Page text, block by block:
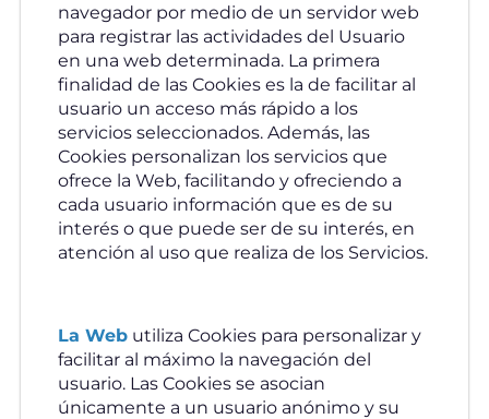
navegador por medio de un servidor web
para registrar las actividades del Usuario
en una web determinada. La primera
finalidad de las Cookies es la de facilitar al
usuario un acceso más rápido a los
servicios seleccionados. Además, las
Cookies personalizan los servicios que
ofrece la Web, facilitando y ofreciendo a
cada usuario información que es de su
interés o que puede ser de su interés, en
atención al uso que realiza de los Servicios.
La Webutiliza Cookies para personalizar y
facilitar al máximo la navegación del
usuario. Las Cookies se asocian
únicamente a un usuario anónimo y su